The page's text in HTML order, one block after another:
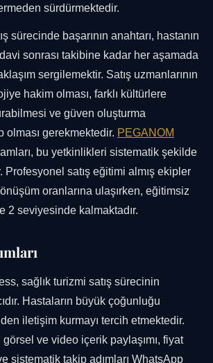
sürdürmektedir.
sürecinde başarının anahtarı, hastanın
sonrası takibine kadar her aşamada
sergilemektir. Satış uzmanlarının
hakim olması, farklı kültürlere
ve güven oluşturma
olması gerekmektedir. PEGANOM
bu yetkinlikleri sistematik şekilde
Profesyonel satış eğitimi almış ekipler
oranlarına ulaşırken, eğitimsiz
2 seviyesinde kalmaktadır.
sağlık turizmi satış sürecinin
Hastaların büyük çoğunluğu
iletişim kurmayı tercih etmektedir.
görsel ve video içerik paylaşımı, fiyat
sistematik takip adımları WhatsApp